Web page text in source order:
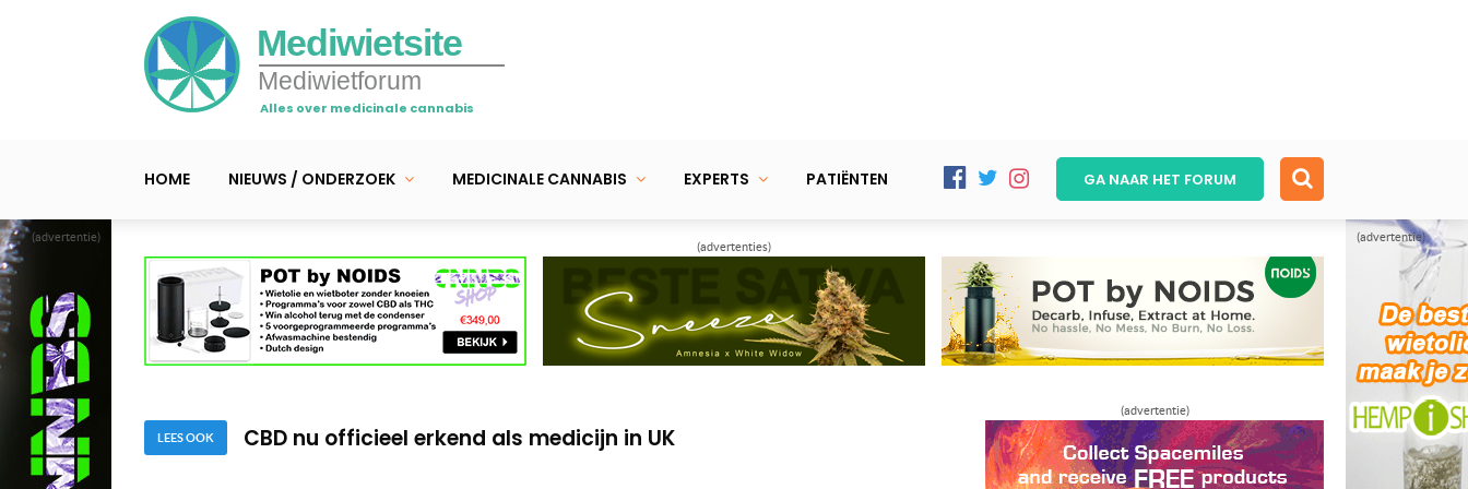
(advertentie) (advertentie)
Mediwietsite
Mediwietforum
Alles over medicinale cannabis
HOME NIEUWS / ONDERZOEK MEDICINALE CANNABIS EXPERTS PATIËNTEN GA NAAR HET FORUM
(advertenties)
LEES OOK
Medicinale cannabis opleiding in Israël
VN wil mediwiet wereldwijd legaliseren
Medicinale cannabis opleiding in Israël
(advertentie)